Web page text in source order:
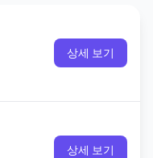
상세 보기
상세 보기